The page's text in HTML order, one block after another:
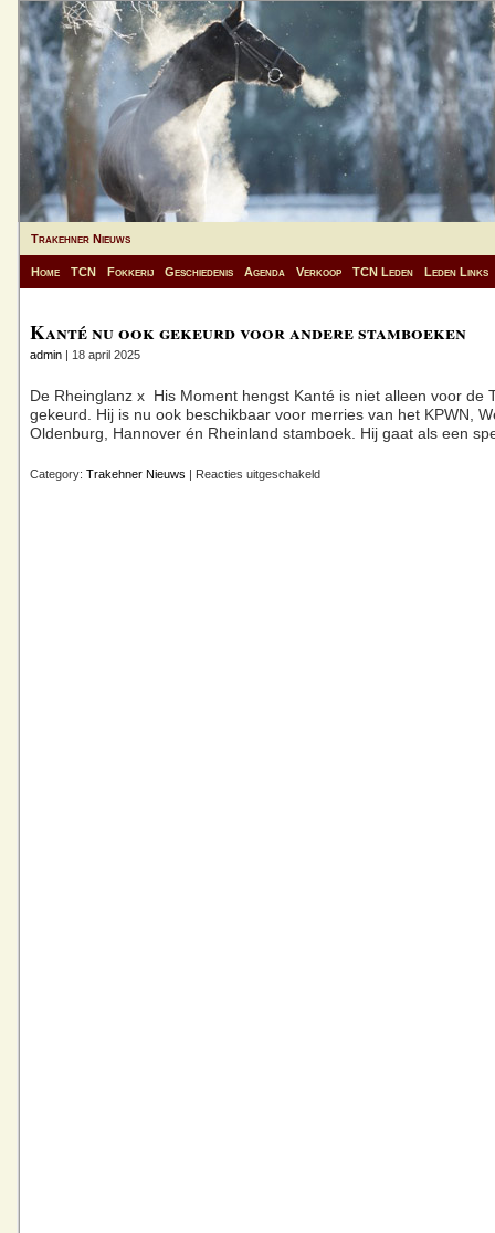
Trakehner Nieuws
Home TCN Fokkerij Geschiedenis Agenda Verkoop TCN Leden Leden Links
Kanté nu ook gekeurd voor andere stamboeken
admin | 18 april 2025
De Rheinglanz x His Moment hengst Kanté is niet alleen voor de
gekeurd. Hij is nu ook beschikbaar voor merries van het KPWN,
Oldenburg, Hannover én Rheinland stamboek. Hij gaat als een
Category: Trakehner Nieuws | Reacties uitgeschakeldvoor